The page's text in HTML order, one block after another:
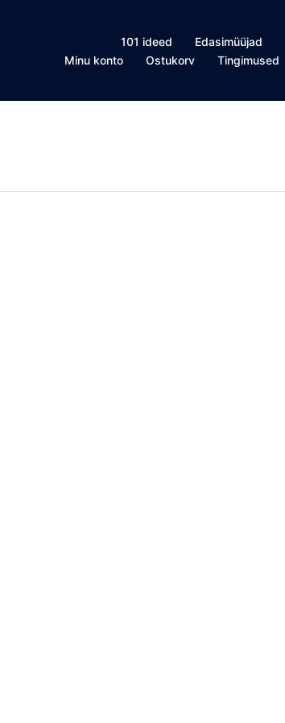
101 ideed Edasimüüjad
Minu konto
Ostukorv Tingimused